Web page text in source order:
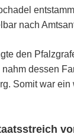
nach
den
nahm dessen
Somit war